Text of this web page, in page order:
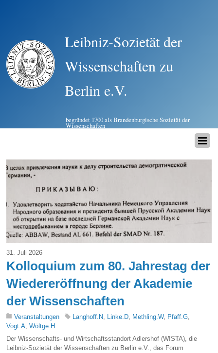
Leibniz-Sozietät der
Wissenschaften zu
Berlin e.V.
begründet 1700 als Brandenburgische Sozietät der
Wissenschaften
31. Juli 2026
Kolloquium zum 80. Jahrestag der
Wiedereröffnung der Akademie
der Wissenschaften
Veranstaltungen Langhoff.N, Linke.D, Methling.W, Pfaff.G,
Vogt.A,Wöltge.H
Der Wissenschafts- und Wirtschaftsstandort Adlershof (WISTA), die
Leibniz-Sozietät der Wissenschaften zu Berlin e.V., das Forum